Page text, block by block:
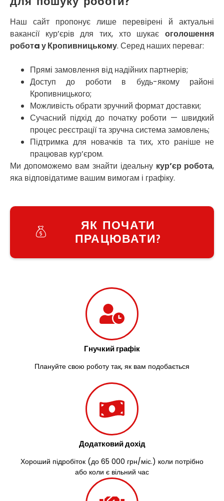
Наш сайт пропонує лише перевірені й актуальні
вакансії кур’єрів для тих, хто шукає оголошення
роботa у Кропивницькому. Серед наших переваг:
Прямі замовлення від надійних партнерів;
Доступ до роботи в будь-якому районі
Кропивницького;
Можливість обрати зручний формат доставки;
Сучасний підхід до початку роботи — швидкий
процес реєстрації та зручна система замовлень;
Підтримка для новачків та тих, хто раніше не
працював кур’єром.
Ми допоможемо вам знайти ідеальну кур’єр робота,
яка відповідатиме вашим вимогам і графіку.
ЯК ПОЧАТИ
ПРАЦЮВАТИ?
Гнучкий графік
Плануйте свою роботу так, як вам подобається
Додатковий дохід
Хороший підробіток (до 65 000 грн/міс.) коли потрібно
або коли є вільний час
Трускавець
Тульчин
Українка
Умань
Ужгород
Васильків
Великі Лази
Великий Омеляник
Верхнедніпровськ
Вільнянськ
Вінниця
Винники
Вишенки
Вишневе
Віта-Поштова
Вишгород
Яготин
Запоріжжя
Звягель